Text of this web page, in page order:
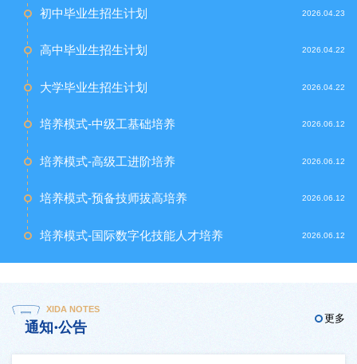
初中毕业生招生计划 2026.04.23
高中毕业生招生计划 2026.04.22
大学毕业生招生计划 2026.04.22
培养模式-中级工基础培养 2026.06.12
培养模式-高级工进阶培养 2026.06.12
培养模式-预备技师拔高培养 2026.06.12
培养模式-国际数字化技能人才培养 2026.06.12
XIDA NOTES
通知·公告
更多